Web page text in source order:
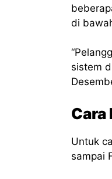
di
sistem
Untuk
sampai